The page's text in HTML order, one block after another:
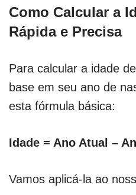
Como Calcular a
Rápida e Precisa
Para calcular a idade
base em seu ano de
esta fórmula básica:
Idade = Ano Atual –
Vamos aplicá-la ao